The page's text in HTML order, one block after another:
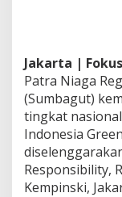
l
j
Jakarta |
Patra Niaga
(Sumbagut)
tingkat
Indonesia
Responsibility,
Kempinski,